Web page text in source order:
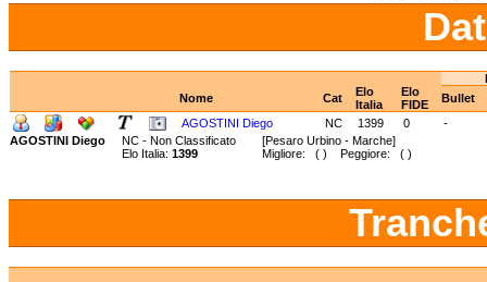
Nome
Cat
Elo
Italia
Elo
FIDE
Bullet
AGOSTINI Diego
NC 1399 0
-
AGOSTINI Diego
NC - Non Classificato [Pesaro Urbino - Marche]
Elo Italia: 1399 Migliore: ( ) Peggiore: ( )